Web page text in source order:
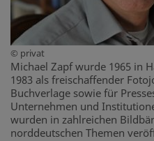
© privat
Michael Zapf wurde 1965 in
1983 als freischaffender
Buchverlage sowie für
Unternehmen und
wurden in zahlreichen
norddeutschen Themen